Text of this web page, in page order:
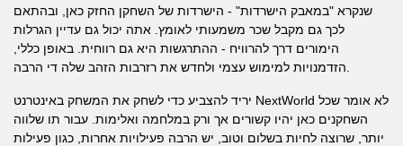
שנקרא "במאבק הישרדות" - הישרדות של השחקן החזק כאן, ובהתאם
לכך גם מקבל שכר משמעותי לאומץ. אתה יכול גם עדיין הגרלות
הימורים דרך להרוויח - ההתרגשות היא גם רווחית. באופן כללי,
יריד להצביע כדי לשחק את המשחק באינטרנט NextWorld לא אומר שכל
השחקנים כאן יהיו קשורים אך ורק במלחמה ואלימות. עבור תו שלווה
יותר, שרוצה לחיות בשלום וטוב, יש הרבה פעילויות אחרות, כגון פעילות